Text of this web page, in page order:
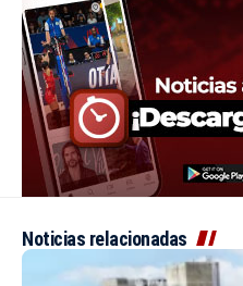
Noticias relacionadas